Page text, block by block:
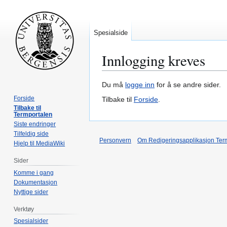
Innlogging kreves
Hopp
til
Hopp
til
Du må logge inn for å se andre sider.
Tilbake til Forside.
Spesialside
Forside
Tilbake til
Termportalen
Siste endringer
Tilfeldig side
Hjelp til MediaWiki
Sider
Komme i gang
Dokumentasjon
Nyttige sider
Verktøy
Spesialsider
Personvern Om Redigeringsapplikasjon